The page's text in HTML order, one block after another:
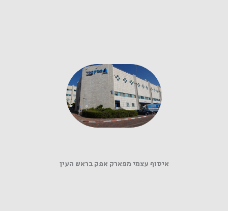
איסוף עצמי מפארק אפק בראש העין